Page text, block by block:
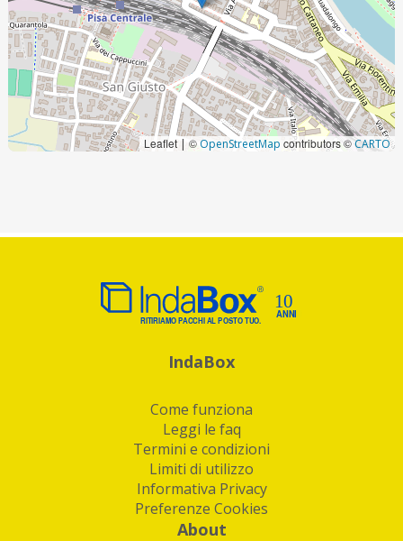
Leaflet | © OpenStreetMap contributors ©CARTO
IndaBox
Come funziona
Leggi le faq
Termini e condizioni
Limiti di utilizzo
Informativa Privacy
Preferenze Cookies
About